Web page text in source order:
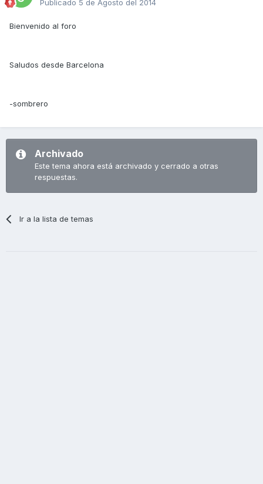
Publicado 5 de Agosto del 2014
Bienvenido al foro
Saludos desde Barcelona
-sombrero
Archivado
Este tema ahora está archivado y cerrado a otras
respuestas.
Ir a la lista de temas